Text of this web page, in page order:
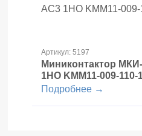
Артикул: 5197
Миниконтактор
1НО KMM11-009-110-
Подробнее →